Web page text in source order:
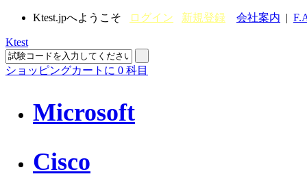
Ktest.jpへようこそ ログイン 新規登録 会社案内 |
Ktest
ショッピングカートに 0 科目
Microsoft
Cisco